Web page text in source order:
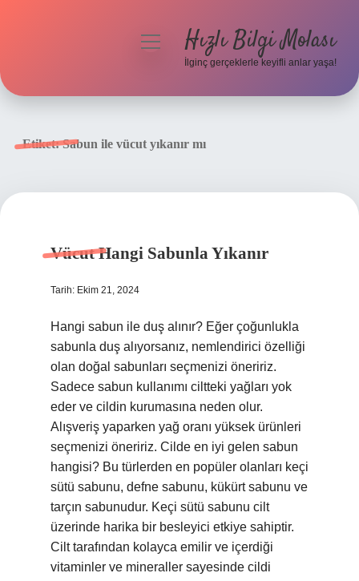
menüyüHızlı Bilgi Molası
İlginç gerçeklerle keyifli anlar yaşa!
Etiket:Sabun ile vücut yıkanır mı
Vücut Hangi Sabunla Yıkanır
Tarih: Ekim 21, 2024
Hangi sabun ile duş alınır? Eğer çoğunlukla
sabunla duş alıyorsanız, nemlendirici özelliği
olan doğal sabunları seçmenizi öneririz.
Sadece sabun kullanımı ciltteki yağları yok
eder ve cildin kurumasına neden olur.
Alışveriş yaparken yağ oranı yüksek ürünleri
seçmenizi öneririz. Cilde en iyi gelen sabun
hangisi? Bu türlerden en popüler olanları keçi
sütü sabunu, defne sabunu, kükürt sabunu ve
tarçın sabunudur. Keçi sütü sabunu cilt
üzerinde harika bir besleyici etkiye sahiptir.
Cilt tarafından kolayca emilir ve içerdiği
vitaminler ve mineraller sayesinde cildi